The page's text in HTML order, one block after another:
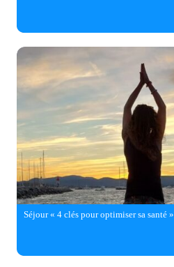
Séjour « 4 clés pour optimiser sa santé »